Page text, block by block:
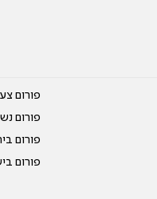
פורום
פורום
פורום
פורום